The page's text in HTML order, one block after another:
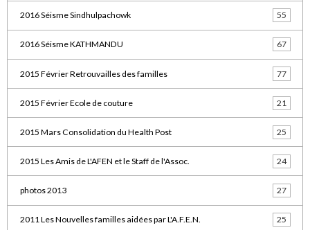
2016 Séisme Sindhulpachowk 55
2016 Séisme KATHMANDU 67
2015 Février Retrouvailles des familles 77
2015 Février Ecole de couture 21
2015 Mars Consolidation du Health Post 25
2015 Les Amis de L'AFEN et le Staff de l'Assoc. 24
photos 2013 27
2011 Les Nouvelles familles aidées par L'A.F.E.N. 25